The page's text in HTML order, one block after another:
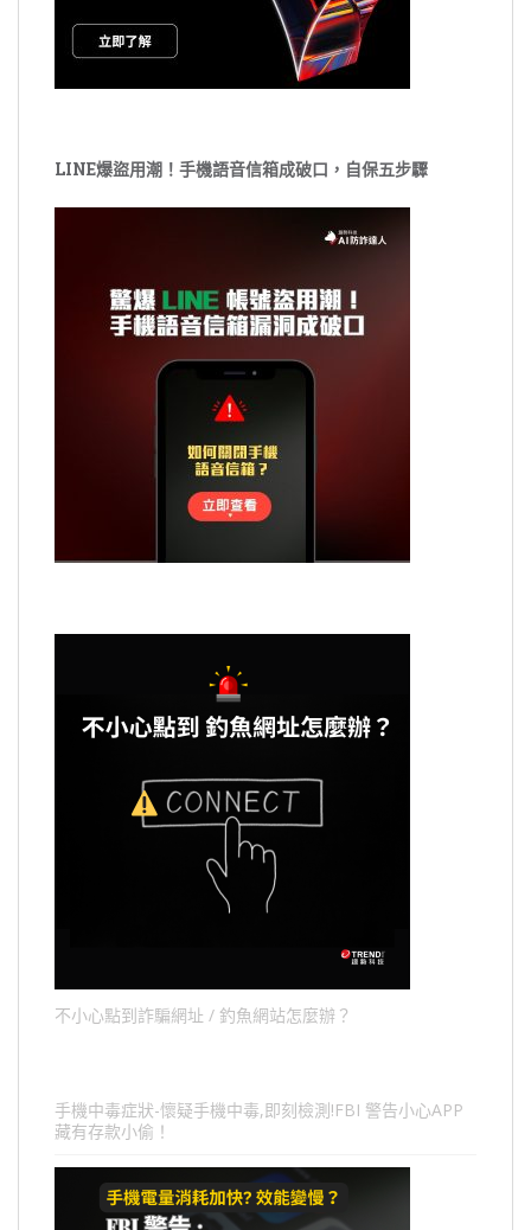
LINE爆盜用潮！手機語音信箱成破口，自保五步驟
不小心點到詐騙網址 / 釣魚網站怎麼辦？
手機中毒症狀-懷疑手機中毒,即刻檢測!FBI 警告小心APP
藏有存款小偷！